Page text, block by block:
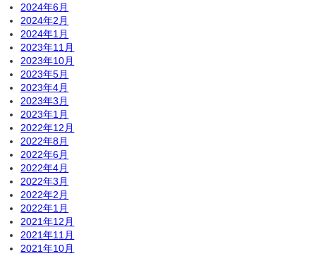
2024年6月
2024年2月
2024年1月
2023年11月
2023年10月
2023年5月
2023年4月
2023年3月
2023年1月
2022年12月
2022年8月
2022年6月
2022年4月
2022年3月
2022年2月
2022年1月
2021年12月
2021年11月
2021年10月